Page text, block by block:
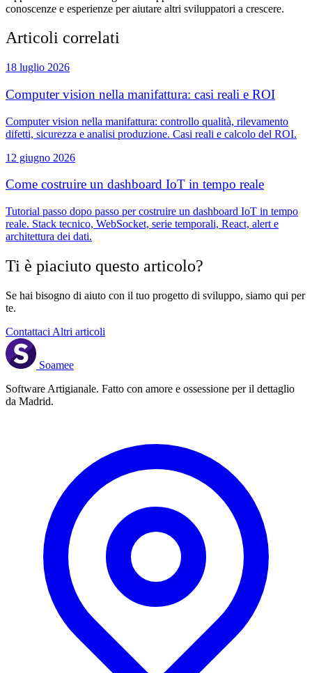
conoscenze e esperienze per aiutare altri sviluppatori a crescere.
Articoli correlati
18 luglio 2026
Computer vision nella manifattura: casi reali e ROI
Computer vision nella manifattura: controllo qualità, rilevamento
difetti, sicurezza e analisi produzione. Casi reali e calcolo del ROI.
12 giugno 2026
Come costruire un dashboard IoT in tempo reale
Tutorial passo dopo passo per costruire un dashboard IoT in tempo
reale. Stack tecnico, WebSocket, serie temporali, React, alert e
architettura dei dati.
Ti è piaciuto questo articolo?
Se hai bisogno di aiuto con il tuo progetto di sviluppo, siamo qui per
te.
Contattaci Altri articoli
Soamee
Software Artigianale. Fatto con amore e ossessione per il dettaglio
da Madrid.